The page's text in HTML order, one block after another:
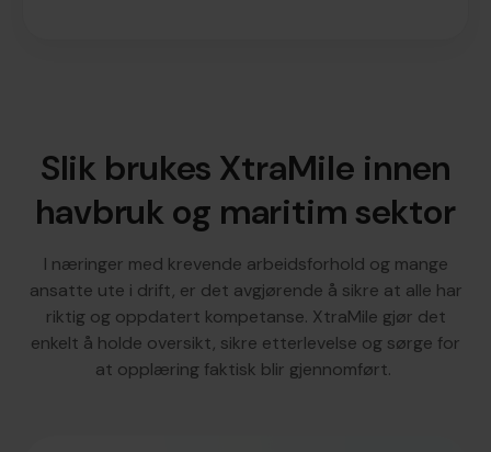
Slik brukes XtraMile innen
havbruk og maritim sektor
I næringer med krevende arbeidsforhold og mange
ansatte ute i drift, er det avgjørende å sikre at alle har
riktig og oppdatert kompetanse. XtraMile gjør det
enkelt å holde oversikt, sikre etterlevelse og sørge for
at opplæring faktisk blir gjennomført.